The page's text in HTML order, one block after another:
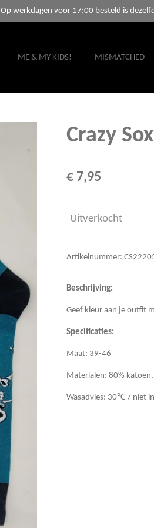
Op werkdagen voor 17:00 besteld is
ME & MY KIDS! MISMATCHED
Crazy
€ 7,95
Uitverkocht
Artikelnummer:
Beschrijving:
Geef kleur aan je outfit
Specificaties:
Maat: 39-46
Materialen: 80%
Wasadvies: 30℃ / niet